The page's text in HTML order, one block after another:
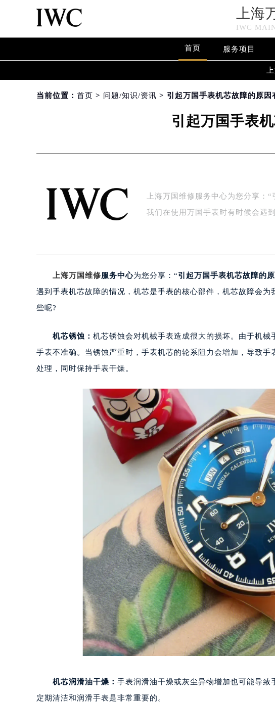
上海
IWC
首页 服务项目
当前位置： 首页 > 问题/知识/资讯 > 引起万国手表机芯故障的原因
引起万国手表
上海万国维修服务中心为您分享：
我们在使用万国手表时有时候会遇
上海万国维修服务中心为您分享：“引起万国手表机芯故障的
遇到手表机芯故障的情况，机芯是手表的核心部件，机芯故障会
些呢?
机芯锈蚀： 机芯锈蚀会对机械手表造成很大的损坏。由于机
手表不准确。当锈蚀严重时，手表机芯的轮系阻力会增加，导致
处理，同时保持手表干燥。
机芯润滑油干燥： 手表润滑油干燥或灰尘异物增加也可能导致
定期清洁和润滑手表是非常重要的。